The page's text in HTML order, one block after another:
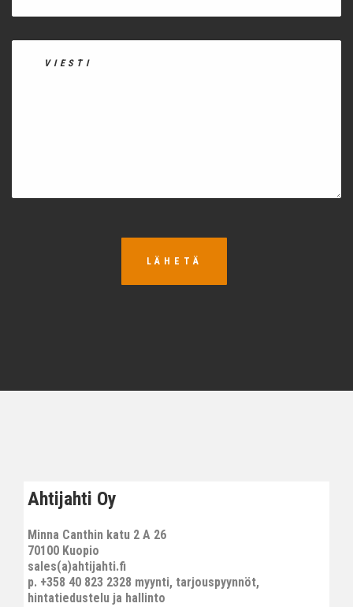
LÄHETÄ
Ahtijahti Oy
Minna Canthin katu 2 A 26
70100 Kuopio
sales(a)ahtijahti.fi
p. +358 40 823 2328 myynti, tarjouspyynnöt,
hintatiedustelu ja hallinto